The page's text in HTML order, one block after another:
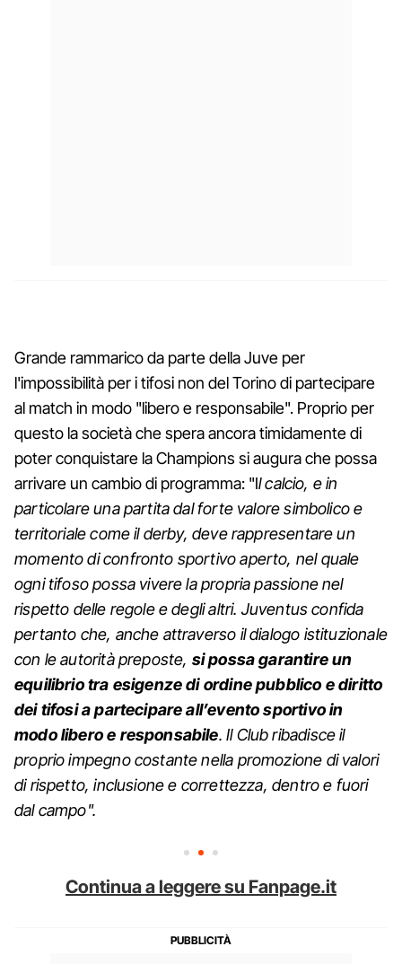
Grande rammarico da parte della Juve per
l'impossibilità per i tifosi non del Torino di partecipare
al match in modo "libero e responsabile". Proprio per
questo la società che spera ancora timidamente di
poter conquistare la Champions si augura che possa
arrivare un cambio di programma: "Il calcio, e in
particolare una partita dal forte valore simbolico e
territoriale come il derby, deve rappresentare un
momento di confronto sportivo aperto, nel quale
ogni tifoso possa vivere la propria passione nel
rispetto delle regole e degli altri. Juventus confida
pertanto che, anche attraverso il dialogo istituzionale
con le autorità preposte, si possa garantire un
equilibrio tra esigenze di ordine pubblico e diritto
dei tifosi a partecipare all’evento sportivoin
modo libero e responsabile. Il Club ribadisce il
proprio impegno costante nella promozione di valori
di rispetto, inclusione e correttezza, dentro e fuori
dal campo".
Continua a leggere su Fanpage.it